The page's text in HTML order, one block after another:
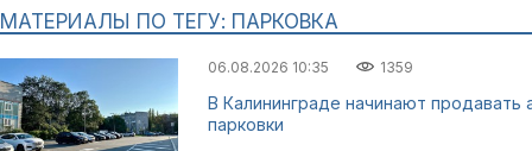
МАТЕРИАЛЫ ПО ТЕГУ: ПАРКОВКА
06.08.2026 10:35 1359
В Калининграде начинают
парковки